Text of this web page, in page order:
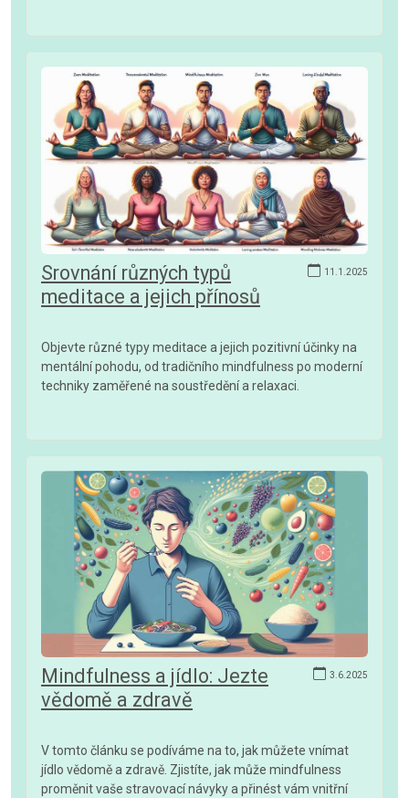
11.1.2025
Srovnání různých typů
meditace a jejich přínosů
Objevte různé typy meditace a jejich pozitivní účinky na
mentální pohodu, od tradičního mindfulness po moderní
techniky zaměřené na soustředění a relaxaci.
3.6.2025
Mindfulness a jídlo: Jezte
vědomě a zdravě
V tomto článku se podíváme na to, jak můžete vnímat
jídlo vědomě a zdravě. Zjistíte, jak může mindfulness
proměnit vaše stravovací návyky a přinést vám vnitřní